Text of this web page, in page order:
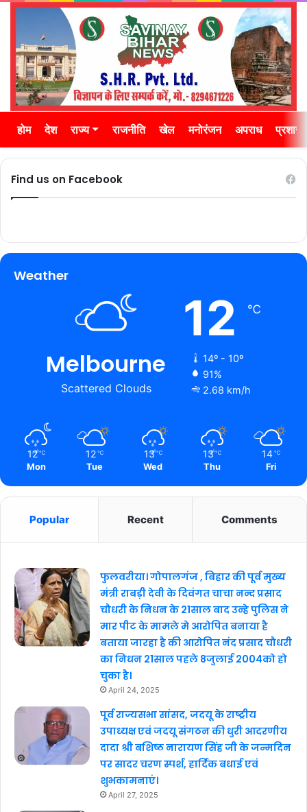
होम देश राज्य राजनीति खेल मनोरंजन अपराध
Find us on Facebook
Weather
Melbourne
Scattered Clouds
12 ℃
14º - 10º
91%
2.68 km/h
12 ℃
Mon
12 ℃
Tue
13 ℃
Wed
13 ℃
Thu
14 ℃
Fri
Popular Recent Comments
फुलवरीया। गोपालगंज , बिहार की पूर्व मुख्य
मंत्री राबड़ी देवी के दिवंगत चाचा नन्द प्रसाद
चौधरी के निधन के 21साल बाद उन्हे पुलिस ने
मार पीट के मामले मे आरोपित बनाया है
बताया जारहा है की आरोपित नंद प्रसाद चौधरी
का निधन 21साल पहले 8जुलाई 2004को हो
चुका है।
April 24, 2025
पूर्व राज्यसभा सांसद, जदयू के राष्ट्रीय
उपाध्यक्ष एवं जदयू संगठन की धुरी आदरणीय
दादा श्री बशिष्ठ नारायण सिंह जी के जन्मदिन
पर सादर चरण स्पर्श, हार्दिक बधाई एवं
शुभकामनाएं।
April 27, 2025